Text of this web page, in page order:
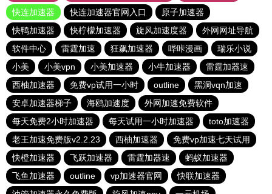
快连加速器
快连加速器官网入口
原子加速器
快鸭加速器
快柠檬加速器 旋风加速度器
外网网址导航
软件中心
雷霆加速 狂飙加速器 哔咔漫画
瑞乐小说
小美
小美vpn 小美加速器 小牛加速器
雷霆加器速
西柚加速器
免费vp试用一小时 outline
黑洞vqn加速
安卓加速器梯子
海鸥加速度
外网加速免费软件
每天免费2小时加速器
每天试用一小时加速器
toto加速器
老王加速免费版v2.2.23
西柚加速器
免费vp加速七天试用
快橙加速器
飞跃加速器 雷霆加器速
蚂蚁加速器
飞鱼加速器
outline vp加速器官网
快联加速器